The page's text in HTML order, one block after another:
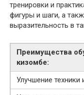
тренировки и
фигуры и шаги, а
выразительность в
Преимущества
кизомбе:
Улучшение техники